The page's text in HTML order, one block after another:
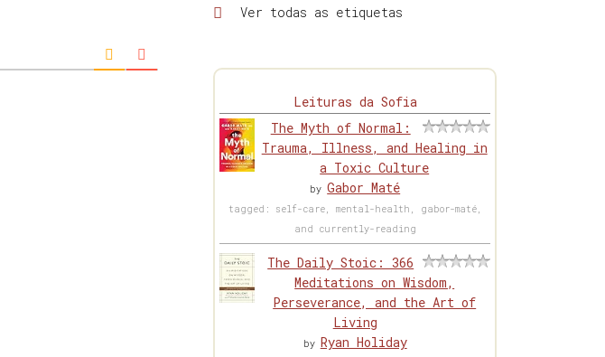
Ver todas as etiquetas
Leituras da Sofia
The Myth of Normal:
Trauma, Illness, and Healing in
a Toxic Culture
byGabor Maté
tagged: self-care, mental-health, gabor-maté,
and currently-reading
The Daily Stoic: 366
Meditations on Wisdom,
Perseverance, and the Art of
Living
by Ryan Holiday